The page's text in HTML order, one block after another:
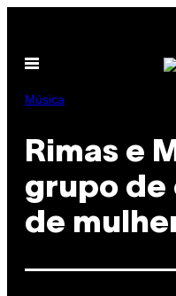
content
Open
Música
Rimas e
grupo de
de